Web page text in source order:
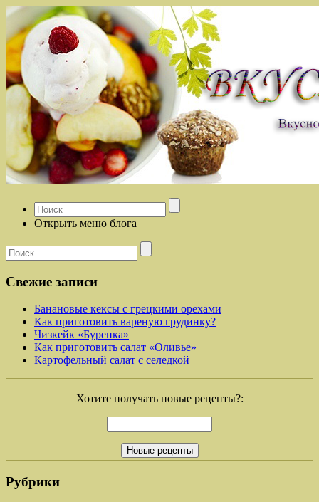
Открыть меню блога
Свежие записи
Банановые кексы с грецкими орехами
Как приготовить вареную грудинку?
Чизкейк «Буренка»
Как приготовить салат «Оливье»
Картофельный салат с селедкой
Хотите получать новые рецепты?:
Рубрики